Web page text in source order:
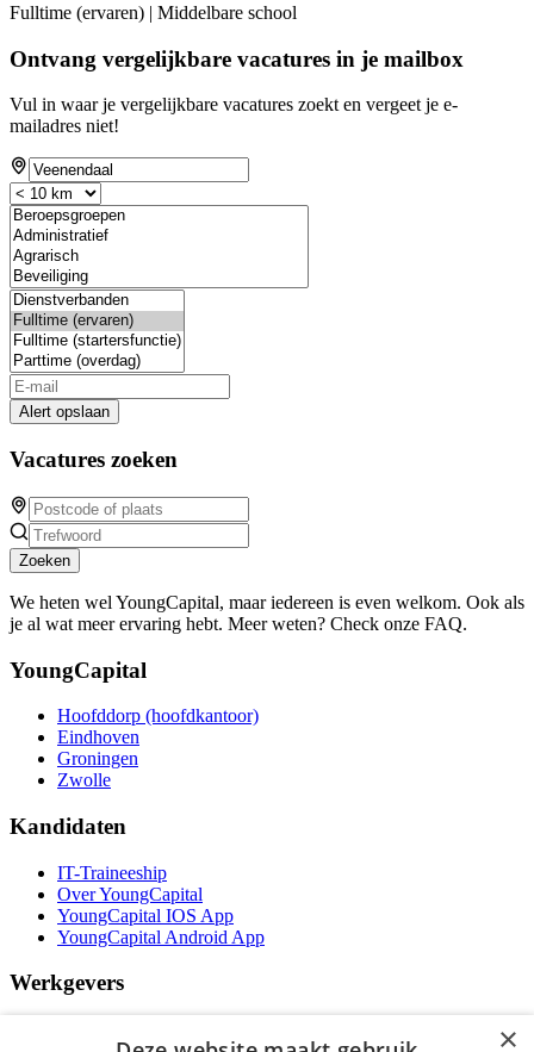
Fulltime (ervaren) | Middelbare school
Ontvang vergelijkbare vacatures in je mailbox
Vul in waar je vergelijkbare vacatures zoekt en vergeet je e-
mailadres niet!
Alert opslaan
Vacatures zoeken
Zoeken
We heten wel YoungCapital, maar iedereen is even welkom. Ook als
je al wat meer ervaring hebt. Meer weten? Check onze FAQ.
YoungCapital
Hoofddorp (hoofdkantoor)
Eindhoven
Groningen
Zwolle
Kandidaten
IT-Traineeship
Over YoungCapital
YoungCapital IOS App
YoungCapital Android App
Werkgevers
×